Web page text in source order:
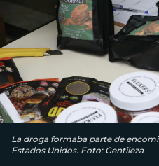
La droga formaba parte de
Estados Unidos. Foto: Gentileza